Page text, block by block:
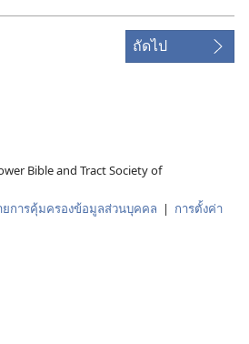
ถัดไป
Bible and Tract Society of
ยการคุ้มครองข้อมูลส่วนบุคคล | การตั้งค่า